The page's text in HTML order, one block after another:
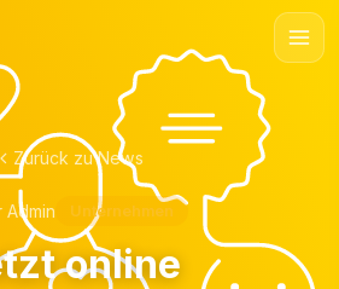
Zurück zu News
Admin Unternehmen
online